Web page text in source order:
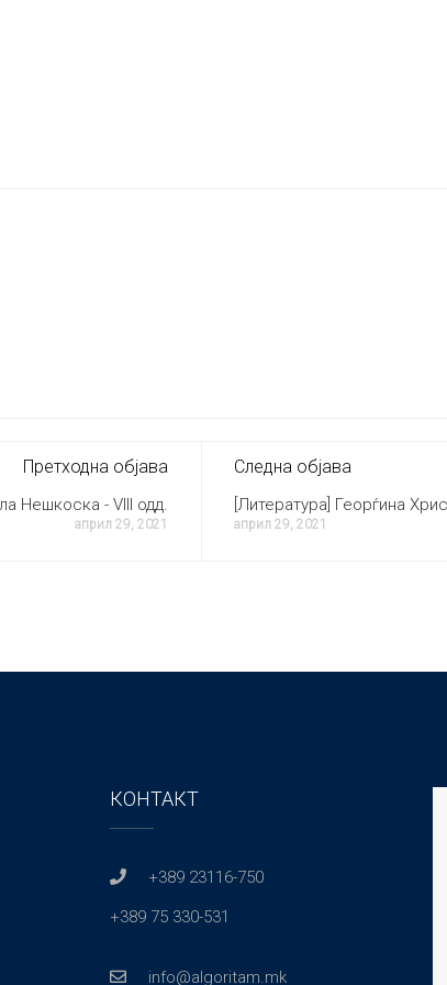
Претходна објава
Нешкоска - VIII одд.
април 29, 2021
Следна објава
[Литература] Георѓина
април 29, 2021
КОНТАКТ
+389 23116-750
+389 75 330-531
info@algoritam.mk